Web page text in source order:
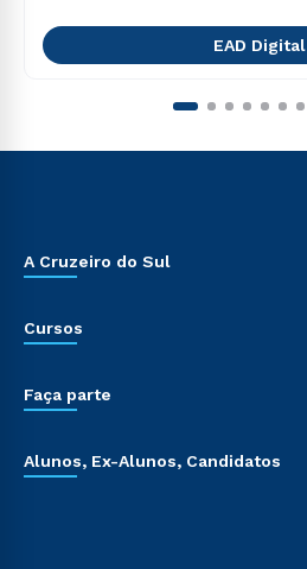
EAD Digital
A Cruzeiro do Sul
Cursos
Faça parte
Alunos, Ex-Alunos, Candidatos